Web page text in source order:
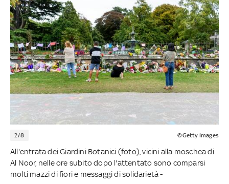
2/8 ©Getty Images
All'entrata dei Giardini Botanici (foto), vicini alla moschea di
Al Noor, nelle ore subito dopo l'attentato sono comparsi
molti mazzi di fiori e messaggi di solidarietà -